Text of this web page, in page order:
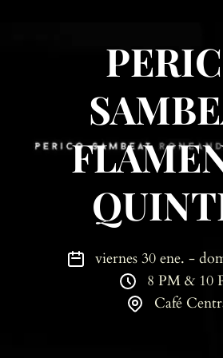
viernes 30 ene. -
8 PM & 10
Café